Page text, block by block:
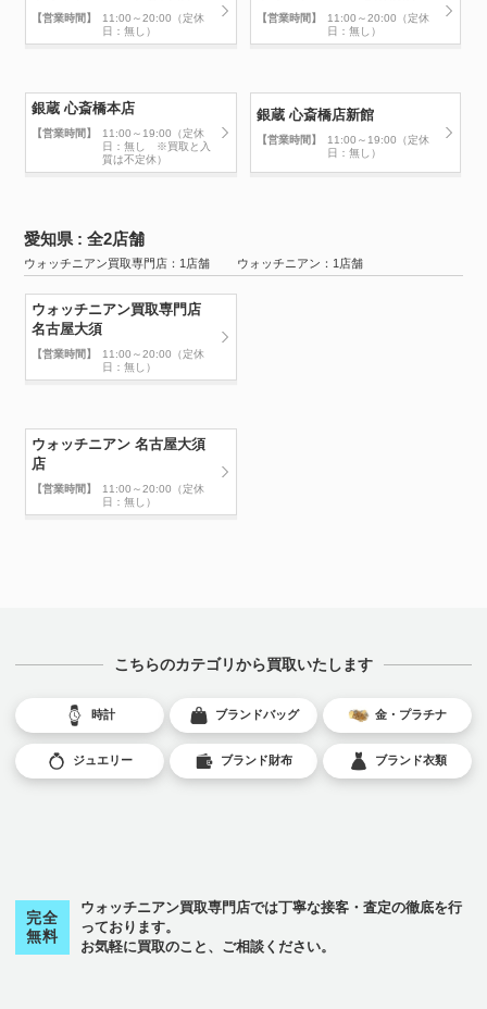
【営業時間】
11:00～20:00（定休
日：無し）
【営業時間】
11:00～20:00（定休
日：無し）
銀蔵 心斎橋本店
【営業時間】
11:00～19:00（定休
日：無し ※買取と入
質は不定休）
銀蔵 心斎橋店新館
【営業時間】
11:00～19:00（定休
日：無し）
愛知県 : 全2店舗
ウォッチニアン買取専門店：1店舗 ウォッチニアン：1店舗
ウォッチニアン買取専門店
名古屋大須
【営業時間】
11:00～20:00（定休
日：無し）
ウォッチニアン 名古屋大須
店
【営業時間】
11:00～20:00（定休
日：無し）
こちらのカテゴリから買取いたします
時計 ブランドバッグ 金・プラチナ
ジュエリー ブランド財布 ブランド衣類
完全
無料
ウォッチニアン買取専門店では丁寧な接客・査定の徹底を行
っております。
お気軽に買取のこと、ご相談ください。